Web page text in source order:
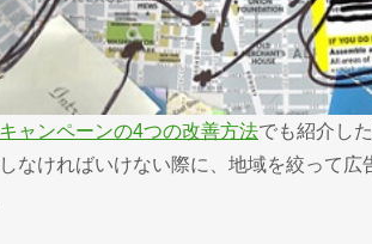
ャンペーンの4つの改善方法でも紹介し
なければいけない際に、地域を絞って広